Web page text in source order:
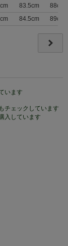
83.5cm
88cm
84.5cm 89cm
います
チェックしています
入しています